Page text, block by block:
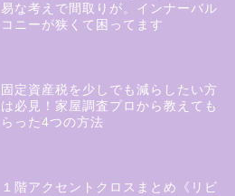
易な考えで間取りが。インナーバル
コニーが狭くて困ってます
固定資産税を少しでも減らしたい方
は必見！家屋調査プロから教えても
らった4つの方法
１階アクセントクロスまとめ《リビ